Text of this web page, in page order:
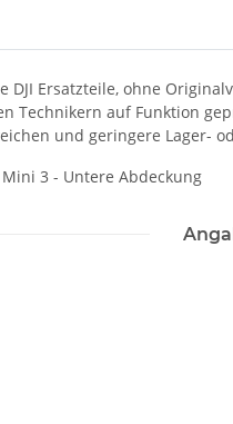
Ersatzteile, ohne
Technikern auf Funktion
und geringere Lager-
3 - Untere Abdeckung